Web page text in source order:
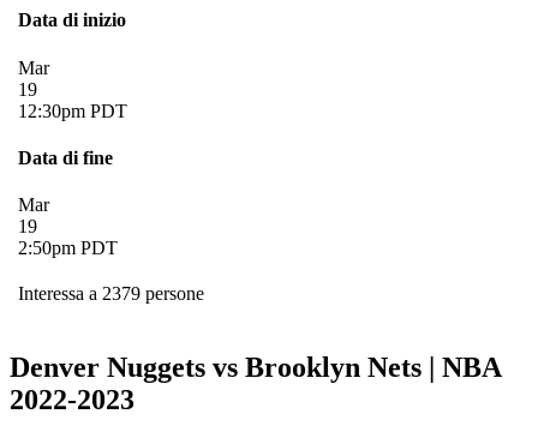
Data di inizio
Mar
19
12:30pm PDT
Data di fine
Mar
19
2:50pm PDT
Interessa a 2379 persone
Denver Nuggets vs Brooklyn Nets | NBA
2022-2023